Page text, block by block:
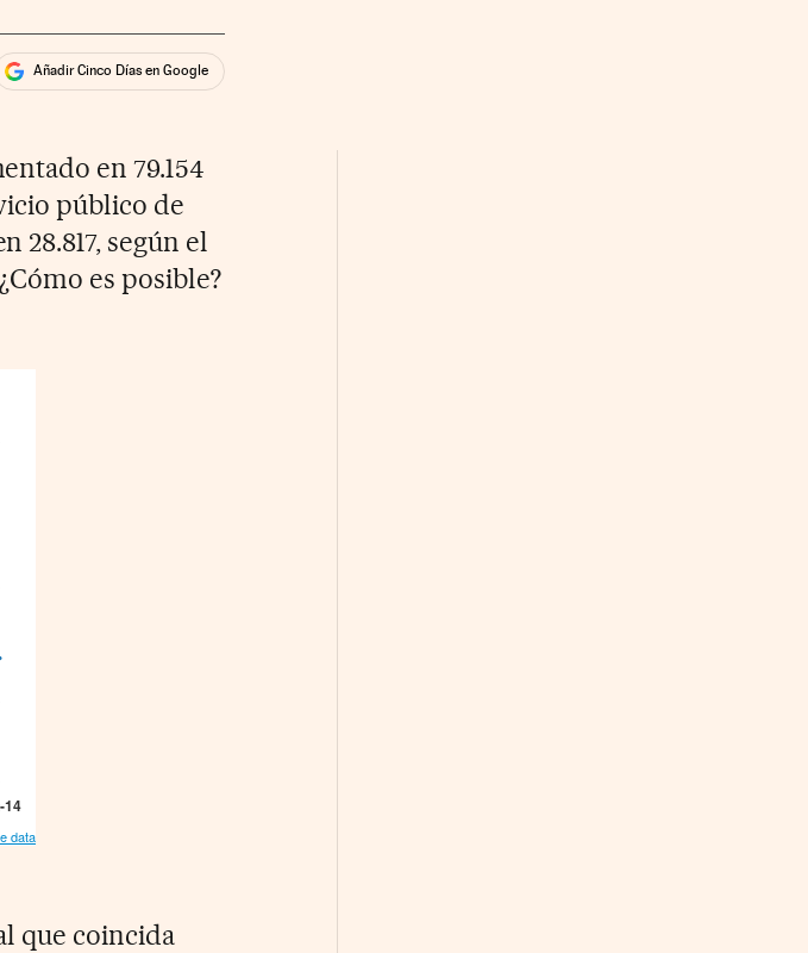
Añadir Cinco Días en Google
en 79.154
público de
28.817, según el
es posible?
que coincida